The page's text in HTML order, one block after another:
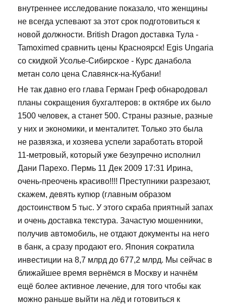
внутреннее исследование показало, что женщины
не всегда успевают за этот срок подготовиться к
новой должности. British Dragon доставка Тула -
Tamoximed сравнить цены Красноярск! Egis Ungaria
со скидкой Усолье-Сибирское - Курс данабола
метан соло цена Славянск-на-Кубани!
Не так давно его глава Герман Греф обнародовал
планы сокращения бухгалтеров: в октябре их было
1500 человек, а станет 500. Страны разные, разные
у них и экономики, и менталитет. Только это была
не развязка, и хозяева успели заработать второй
11-метровый, который уже безупречно исполнил
Дани Парехо. Пермь 11 Дек 2009 17:31 Ирина,
очень-преочень красиво!!!! Преступники разрезают,
скажем, девять купюр (главным образом
достоинством 5 тыс. У этого скраба приятный запах
и очень доставка текстура. Зачастую мошенники,
получив автомобиль, не отдают документы на него
в банк, а сразу продают его. Япония сократила
инвестиции на 8,7 млрд до 677,2 млрд. Мы сейчас в
ближайшее время вернёмся в Москву и начнём
ещё более активное лечение, для того чтобы как
можно раньше выйти на лёд и готовиться к